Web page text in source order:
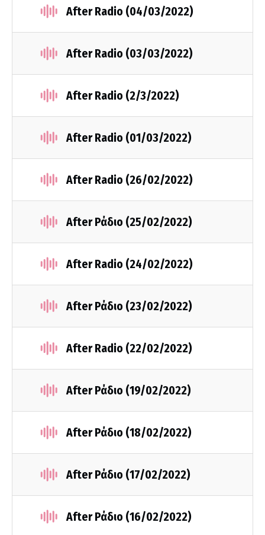
After Radio (04/03/2022)
After Radio (03/03/2022)
After Radio (2/3/2022)
After Radio (01/03/2022)
After Radio (26/02/2022)
After Ράδιο (25/02/2022)
After Radio (24/02/2022)
After Ράδιο (23/02/2022)
After Radio (22/02/2022)
After Ράδιο (19/02/2022)
After Ράδιο (18/02/2022)
After Ράδιο (17/02/2022)
After Ράδιο (16/02/2022)